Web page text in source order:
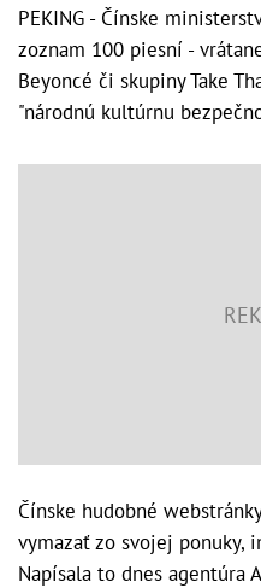
PEKING - Čínske
zoznam 100 piesní -
Beyoncé či skupiny Take
"národnú kultúrnu
Čínske hudobné
vymazať zo svojej ponuky,
Napísala to dnes agentúra